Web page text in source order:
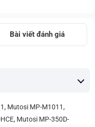
Bài viết đánh giá
Mutosi MP-M1011,
Mutosi MP-350D-